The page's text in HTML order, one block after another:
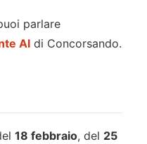
parlare
AI di Concorsando.
18 febbraio, del 25